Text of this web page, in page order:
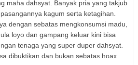
maha dahsyat. Banyak pria yang takjub
kagum serta ketagihan.
dengan sebatas mengkonsumsi madu,
loyo dan gampang keluar kini bisa
tenaga yang super duper dahsyat.
dibuktikan dan bukan sebatas hoax.